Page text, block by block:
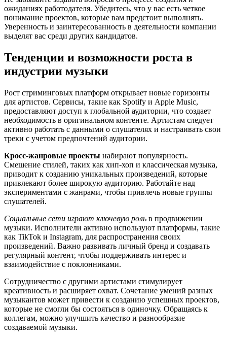
ожиданиях работодателя. Убедитесь, что у вас есть четкое
понимание проектов, которые вам предстоит выполнять.
Уверенность и заинтересованность в деятельности компании
выделят вас среди других кандидатов.
Тенденции и возможности роста в
индустрии музыки
Рост стриминговых платформ открывает новые горизонты
для артистов. Сервисы, такие как Spotify и Apple Music,
предоставляют доступ к глобальной аудитории, что создает
необходимость в оригинальном контенте. Артистам следует
активно работать с данными о слушателях и настраивать свои
треки с учетом предпочтений аудитории.
Кросс-жанровые проекты набирают популярность.
Смешение стилей, таких как хип-хоп и классическая музыка,
приводит к созданию уникальных произведений, которые
привлекают более широкую аудиторию. Работайте над
экспериментами с жанрами, чтобы привлечь новые группы
слушателей.
Социальные сети играют ключевую роль в продвижении
музыки. Исполнители активно используют платформы, такие
как TikTok и Instagram, для распространения своих
произведений. Важно развивать личный бренд и создавать
регулярный контент, чтобы поддерживать интерес и
взаимодействие с поклонниками.
Сотрудничество с другими артистами стимулирует
креативность и расширяет охват. Сочетание умений разных
музыкантов может привести к созданию успешных проектов,
которые не смогли бы состояться в одиночку. Обращаясь к
коллегам, можно улучшить качество и разнообразие
создаваемой музыки.